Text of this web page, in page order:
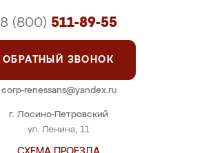
г. Лосино-Петровский
ул. Ленина, 11
8 (800) 511-89-55
ОБРАТНЫЙ ЗВОНОК
corp-renessans@yandex.ru